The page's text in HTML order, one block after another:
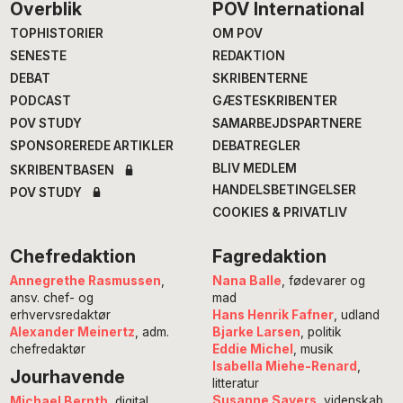
Footer
Overblik
TOPHISTORIER
SENESTE
DEBAT
PODCAST
POV STUDY
SPONSOREREDE ARTIKLER
SKRIBENTBASEN
POV STUDY
POV International
OM POV
REDAKTION
SKRIBENTERNE
GÆSTESKRIBENTER
SAMARBEJDSPARTNERE
DEBATREGLER
BLIV MEDLEM
HANDELSBETINGELSER
COOKIES & PRIVATLIV
Chefredaktion
Annegrethe Rasmussen
ansv. chef- og
erhvervsredaktør
Alexander Meinertz , adm.
chefredaktør
Jourhavende
Fagredaktion
Nana Balle , fødevarer og
mad
Hans Henrik Fafner, udland
Bjarke Larsen , politik
Eddie Michel
, musik
Isabella Miehe-Renard
litteratur